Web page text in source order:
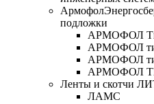
Армофол
подложки
АРМОФОЛ
АРМОФОЛ
АРМОФОЛ
АРМОФОЛ
Ленты и скотчи
ЛАМС